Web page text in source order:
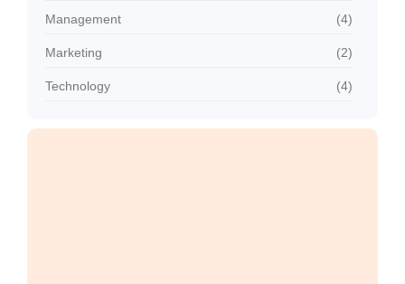
Management (4)
Marketing (2)
Technology (4)